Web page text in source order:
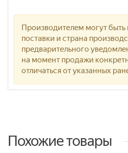
Производителем могут
поставки и страна
предварительного
на момент продажи
отличаться от указанных
Похожие товары